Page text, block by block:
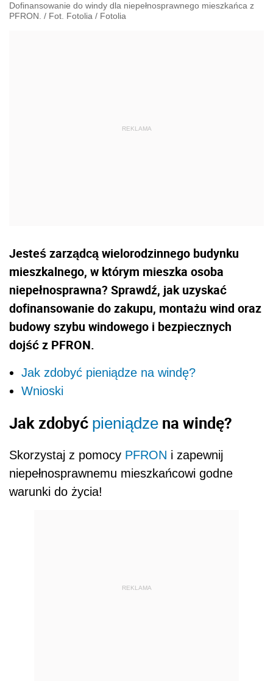
Dofinansowanie do windy dla niepełnosprawnego mieszkańca z
PFRON. / Fot. Fotolia / Fotolia
Jesteś zarządcą wielorodzinnego budynku
mieszkalnego, w którym mieszka osoba
niepełnosprawna? Sprawdź, jak uzyskać
dofinansowanie do zakupu, montażu wind oraz
budowy szybu windowego i bezpiecznych
dojść z PFRON.
Jak zdobyć pieniądze na windę?
Wnioski
Jak zdobyć pieniądze na windę?
Skorzystaj z pomocy PFRON i zapewnij
niepełnosprawnemu mieszkańcowi godne
warunki do życia!
REKLAMA